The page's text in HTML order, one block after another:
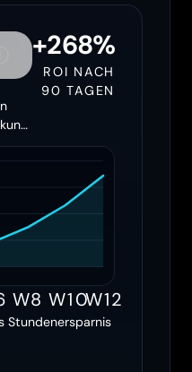
+268%
ROI NACH
90 TAGEN
W8 W10W12
Stundenersparnis